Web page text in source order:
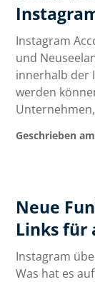
Instagram
und
innerhalb der
werden
Geschrieben
Neue
Links für
Instagram
Was hat es